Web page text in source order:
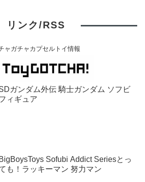
リンク/RSS
ャガチャカプセルトイ情報
ガンダム外伝 騎士ガンダム ソフビ
ィギュア
BigBoysToys Sofubi Addict Seriesとっ
も！ラッキーマン 努力マン